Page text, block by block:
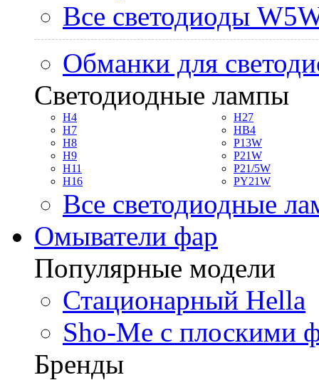
Все светодиоды
Обманки для
Светодиодные лампы
H4
H7
H8
H9
H11
H16
H27
HB4
P13W
P21W
P21/5W
PY21W
Все светодиодные
Омыватели фар
Популярные модели
Стационарный Hella
Sho-Me с плоскими
Бренды